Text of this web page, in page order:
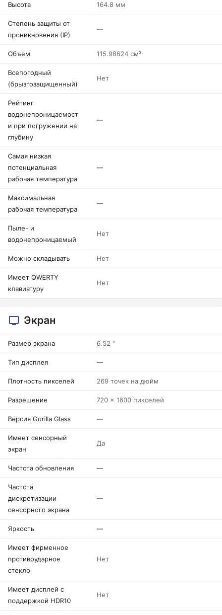
Высота 164.8 мм
Степень защиты от
проникновения (IP)
—
Объем 115.98624 см³
Всепогодный
(брызгозащищенный)
Нет
Рейтинг
водонепроницаемост
и при погружении на
глубину
—
Самая низкая
потенциальная
рабочая температура
—
Максимальная
рабочая температура
—
Пыле- и
водонепроницаемый
Нет
Можно складывать Нет
Имеет QWERTY
клавиатуру
Нет
Экран
Размер экрана 6.52 "
Тип дисплея —
Плотность пикселей 269 точек на дюйм
Разрешение 720 x 1600 пикселей
Версия Gorilla Glass —
Имеет сенсорный
экран
Да
Частота обновления —
Частота
дискретизации
сенсорного экрана
—
Яркость —
Имеет фирменное
противоударное
стекло
Нет
Имеет дисплей с
поддержкой HDR10
Нет